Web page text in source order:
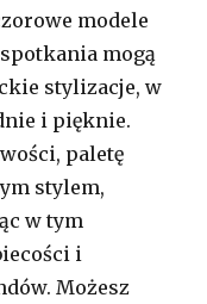
modele
mogą
stylizacje, w
i pięknie.
paletę
stylem,
w tym
i
Możesz